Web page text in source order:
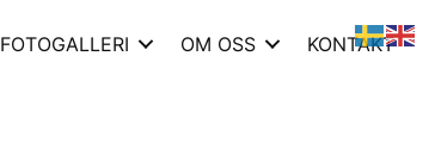
FOTOGALLERI OM OSS KONTAKT